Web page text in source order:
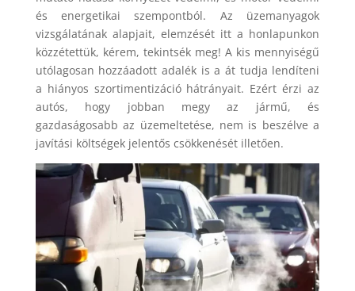
és energetikai szempontból. Az üzemanyagok
vizsgálatának alapjait, elemzését itt a honlapunkon
közzétettük, kérem, tekintsék meg! A kis mennyiségű
utólagosan hozzáadott adalék is a át tudja lendíteni
a hiányos szortimentizáció hátrányait. Ezért érzi az
autós, hogy jobban megy az jármű, és
gazdaságosabb az üzemeltetése, nem is beszélve a
javítási költségek jelentős csökkenését illetően.